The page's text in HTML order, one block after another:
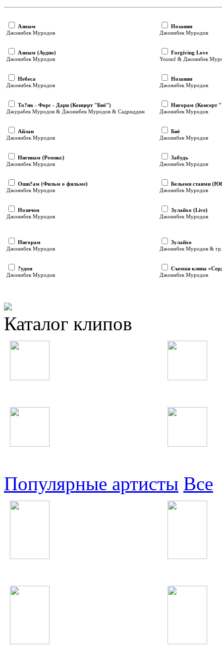
Азизам
Джонибек Муродов
Нозанин
Джонибек Муродов
Азизам (Аудио)
Джонибек Муродов
Forgiving Love
Yousuf & Джонибек
Небеса
Джонибек Муродов
Нозанин
Джонибек Муродов
То?ик - Форс - Дари (Концерт "Биё")
Джурабек Муродов & Джонибек Муродов & Садриддин
Нигорам (Консерт
Джонибек Муродов
Айлан
Джонибек Муродов
Биё
Джонибек Муродов
Нигинам (Ремикс)
Джонибек Муродов
Забудь
Джонибек Муродов
Оши?ам (Фильм о фильме)
Джонибек Муродов
Белыми стаями
Джонибек Муродов
Нозичон
Джонибек Муродов
Зулайхо (Live)
Джонибек Муродов
Нигорам
Джонибек Муродов
Зулайхо
Джонибек Муродов &
?удои
Джонибек Муродов
Съемки клипа
Джонибек Муродов
Каталог клипов
Популярные артисты Все